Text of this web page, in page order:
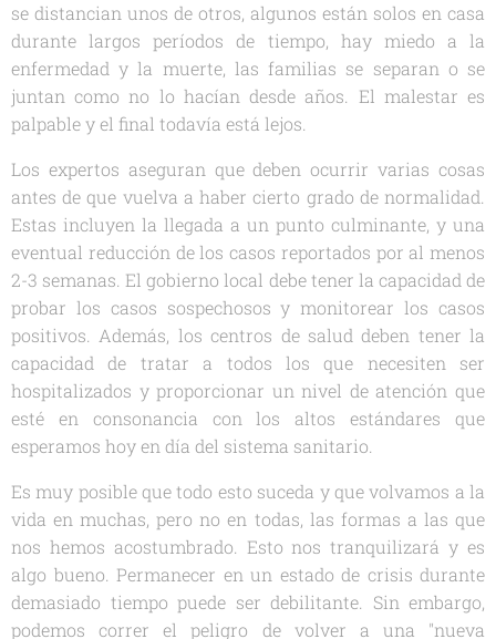
se distancian unos de otros, algunos están solos en casa
durante largos períodos de tiempo, hay miedo a la
enfermedad y la muerte, las familias se separan o se
juntan como no lo hacían desde años. El malestar es
palpable y el final todavía está lejos.
Los expertos aseguran que deben ocurrir varias cosas
antes de que vuelva a haber cierto grado de normalidad.
Estas incluyen la llegada a un punto culminante, y una
eventual reducción de los casos reportados por al menos
2-3 semanas. El gobierno local debe tener la capacidad de
probar los casos sospechosos y monitorear los casos
positivos. Además, los centros de salud deben tener la
capacidad de tratar a todos los que necesiten ser
hospitalizados y proporcionar un nivel de atención que
esté en consonancia con los altos estándares que
esperamos hoy en día del sistema sanitario.
Es muy posible que todo esto suceda y que volvamos a la
vida en muchas, pero no en todas, las formas a las que
nos hemos acostumbrado. Esto nos tranquilizará y es
algo bueno. Permanecer en un estado de crisis durante
demasiado tiempo puede ser debilitante. Sin embargo,
podemos correr el peligro de volver a una "nueva